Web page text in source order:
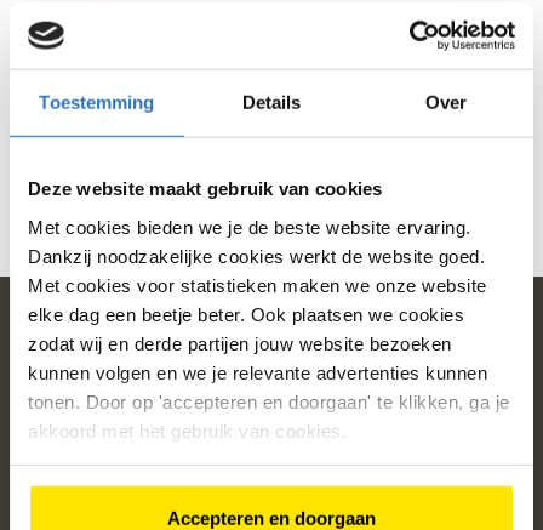
Toestemming Details Over
Deze website maakt gebruik van cookies
Met cookies bieden we je de beste website ervaring.
Dankzij noodzakelijke cookies werkt de website goed.
Met cookies voor statistieken maken we onze website
elke dag een beetje beter. Ook plaatsen we cookies
zodat wij en derde partijen jouw website bezoeken
kunnen volgen en we je relevante advertenties kunnen
tonen. Door op 'accepteren en doorgaan' te klikken, ga je
akkoord met het gebruik van cookies.
Accepteren en doorgaan
Maar wie weet wat er binnenkort vrijkomt! We zijn
passie voor fietsen en service. Dus houd deze pagina
gerust in de gaten of neem eens een kijkje op onze
overzicht van alle openstaande vacatures bij Bike
home
Populaire categorieën
Onze service